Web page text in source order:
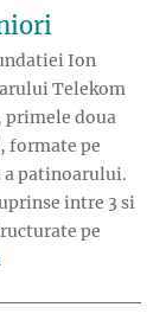
Ion
Telekom
primele doua
formate pe
patinoarului.
intre 3 si
pe